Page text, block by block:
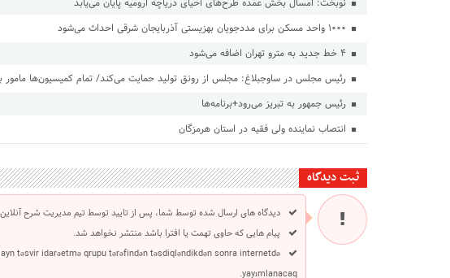
نوبخت: امسال بخش عمده طرح‌های احیای دریاچه ارومیه پایان می‌یابد
۴ خط جدید به مترو تهران اضافه می‌شود
رئیس مجلس در ساوجبلاغ: مجلس از رونق تولید حمایت می‌کند/ تمام کمیسیون‌ها ‌مامور
رئیس جمهور به تبریز می‌رود+برنامه‌ها
انتصاب نماینده ولی فقیه در استان هرمزگان
ثبت دیدگاه
دیدگاه های ارسال شده توسط شما، پس از تایید توسط تیم مدیریت شرح
پیام هایی که حاوی تهمت یا افترا باشد منتشر نخواهد شد.
təsvir idarəetmə qrupu tərəfindən təsdiqləndikdən sonra internetdə
yayımlanacaq.